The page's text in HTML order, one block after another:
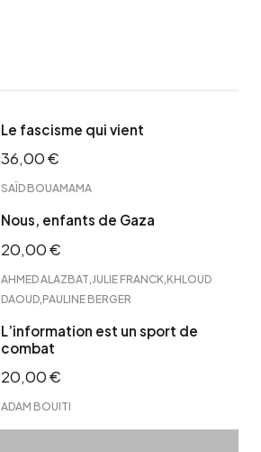
Le fascisme qui vient
36,00€
SAÏD BOUAMAMA
Nous, enfants de Gaza
20,00€
AHMED ALAZBAT JULIE FRANCK KHLOUD
DAOUD PAULINE BERGER
L’information est un sport de
combat
20,00€
ADAM BOUITI